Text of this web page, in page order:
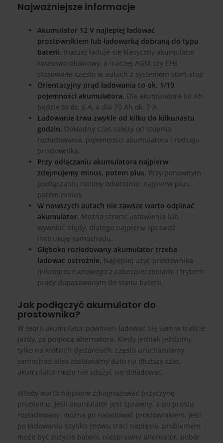
Najważniejsze informacje
Akumulator 12 V najlepiej ładować
prostownikiem lub ładowarką dobraną do typu
baterii. Inaczej ładuje się klasyczny akumulator
kwasowo-ołowiowy, a inaczej AGM czy EFB
stosowane często w autach z systemem start-stop.
Orientacyjny prąd ładowania to ok. 1/10
pojemności akumulatora. Dla akumulatora 60 Ah
będzie to ok. 6 A, a dla 70 Ah ok. 7 A.
Ładowanie trwa zwykle od kilku do kilkunastu
godzin. Dokładny czas zależy od stopnia
rozładowania, pojemności akumulatora i rodzaju
prostownika.
Przy odłączaniu akumulatora najpierw
zdejmujemy minus, potem plus. Przy ponownym
podłączaniu robimy odwrotnie: najpierw plus,
potem minus.
W nowszych autach nie zawsze warto odpinać
akumulator. Można stracić ustawienia lub
wywołać błędy, dlatego najpierw sprawdź
instrukcję samochodu.
Głęboko rozładowany akumulator trzeba
ładować ostrożnie. Najlepiej użyć prostownika
mikroprocesorowego z zabezpieczeniami i trybem
pracy dopasowanym do stanu baterii.
Jak podłączyć akumulator do
prostownika?
W teorii akumulator powinien ładować się sam w trakcie
jazdy, za pomocą alternatora. Kiedy jednak jeździmy
tylko na krótkich dystansach, często uruchamiamy
samochód albo zostawiamy auto na dłuższy czas,
akumulator może nie zdążyć się doładować.
Wtedy warto najpierw zdiagnozować przyczynę
problemu. Jeśli akumulator jest sprawny, a po prostu
rozładowany, można go naładować prostownikiem. Jeśli
po ładowaniu szybko znowu traci napięcie, problemem
może być zużycie baterii, niesprawny alternator, pobór